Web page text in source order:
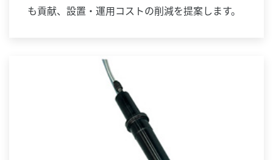
も貢献、設置・運用コストの削減を提案します。